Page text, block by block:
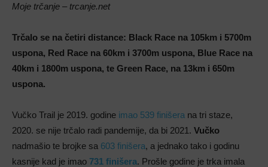
Moje trčanje – trcanje.net
Trčalo se na četiri distance: Black Race na 105km i 5700m
uspona, Red Race na 60km i 3700m uspona, Blue Race na
40km i 1800m uspona, te Green Race, na 13km i 650m
uspona.
Vučko Trail je 2019. godine imao 539 finišera na tri staze,
2020. se nije trčalo radi pandemije, da bi 2021. Vučko
nadmašio te brojke sa 603 finišera, a jednako tako i godinu
kasnije kad je imao 731 finišera. Prošle godine je trka imala